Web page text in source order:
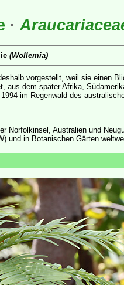
·
(Wollemia)
vorgestellt, weil sie einen
aus dem später Afrika,
im Regenwald des
Norfolkinsel, Australien und
und in Botanischen Gärten